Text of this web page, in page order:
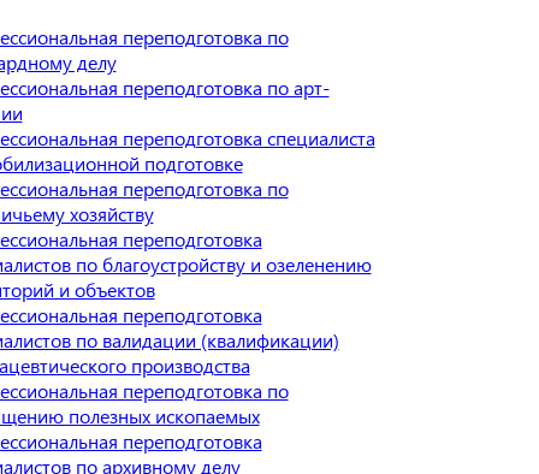
переподготовка по
делу
переподготовка по арт-
переподготовка специалиста
подготовке
переподготовка по
хозяйству
переподготовка
по благоустройству и озеленению
и объектов
переподготовка
по валидации (квалификации)
производства
переподготовка по
полезных ископаемых
переподготовка
по архивному делу